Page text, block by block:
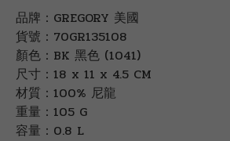
品牌：GREGORY 美國
貨號：70GR135108
顏色：BK 黑色 (1041)
尺寸：18 x 11 x 4.5 CM
材質：100% 尼龍
重量：105 G
容量：0.8 L